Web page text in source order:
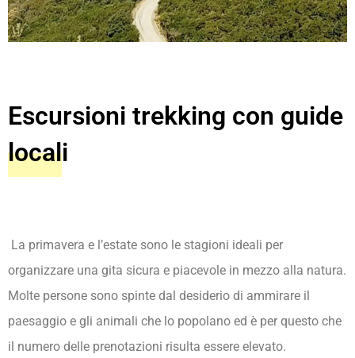
Escursioni trekking con guide
locali
La primavera e l’estate sono le stagioni ideali per
organizzare una gita sicura e piacevole in mezzo alla natura.
Molte persone sono spinte dal desiderio di ammirare il
paesaggio e gli animali che lo popolano ed è per questo che
il numero delle prenotazioni risulta essere elevato.